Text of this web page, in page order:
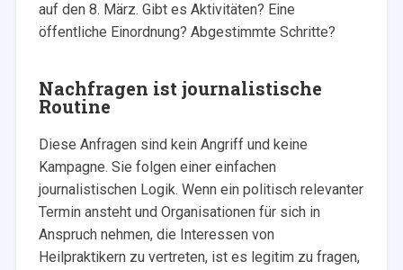
auf den 8. März. Gibt es Aktivitäten? Eine
öffentliche Einordnung? Abgestimmte Schritte?
Nachfragen ist journalistische
Routine
Diese Anfragen sind kein Angriff und keine
Kampagne. Sie folgen einer einfachen
journalistischen Logik. Wenn ein politisch relevanter
Termin ansteht und Organisationen für sich in
Anspruch nehmen, die Interessen von
Heilpraktikern zu vertreten, ist es legitim zu fragen,